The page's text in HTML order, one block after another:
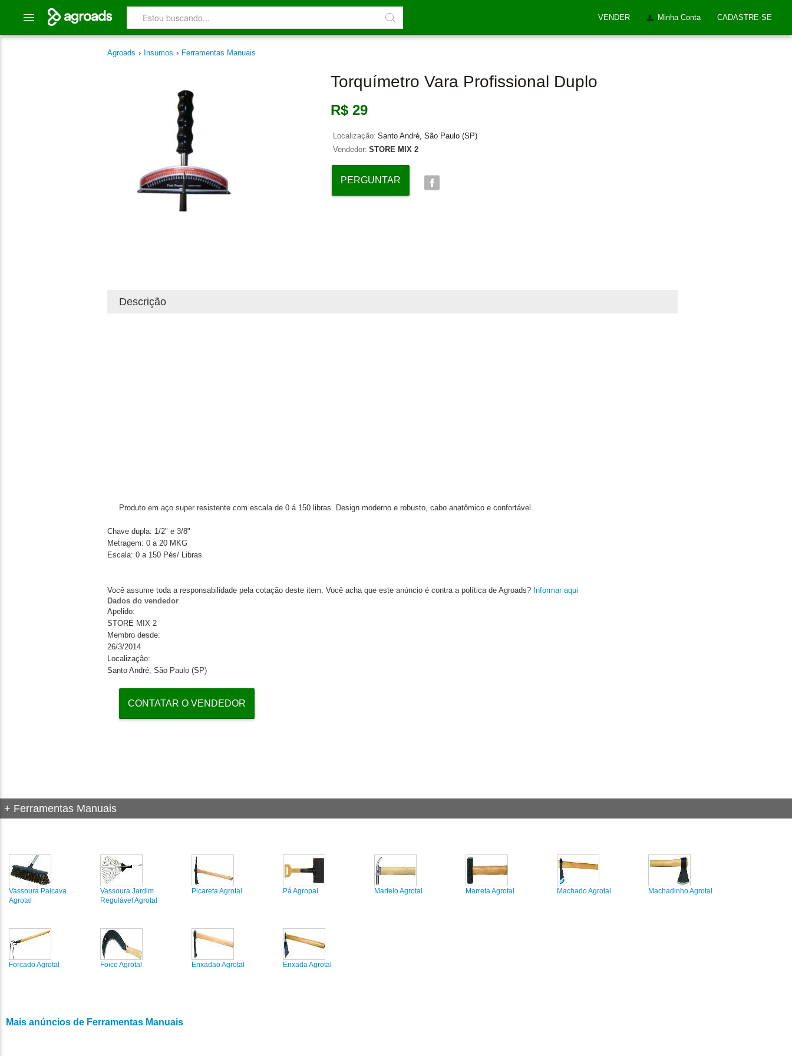
VENDER Minha Conta CADASTRE-SE
Agroads › Insumos › Ferramentas Manuais
Torquímetro Vara Profissional Duplo
R$ 29
Localização: Santo André, São Paulo (SP)
Vendedor: STORE MIX 2
PERGUNTAR
Descrição
Produto em aço super resistente com escala de 0 á 150 libras. Design moderno e robusto, cabo anatômico e confortável.
Chave dupla: 1/2" e 3/8"
Metragem: 0 a 20 MKG
Escala: 0 a 150 Pés/ Libras
Você assume toda a responsabilidade pela cotação deste item. Você acha que este anúncio é contra a política de Agroads? Informar aqui
Dados do vendedor
Apelido:
STORE MIX 2
Membro desde:
26/3/2014
Localização:
Santo André, São Paulo (SP)
CONTATAR O VENDEDOR
+ Ferramentas Manuais
Vassoura Paicava
Agrotal
Vassoura Jardim
Regulável Agrotal
Picareta Agrotal Pá Agropal Martelo Agrotal Marreta Agrotal Machado Agrotal Machadinho Agrotal
Forcado Agrotal Foice Agrotal Enxadao Agrotal Enxada Agrotal
Mais anúncios de Ferramentas Manuais